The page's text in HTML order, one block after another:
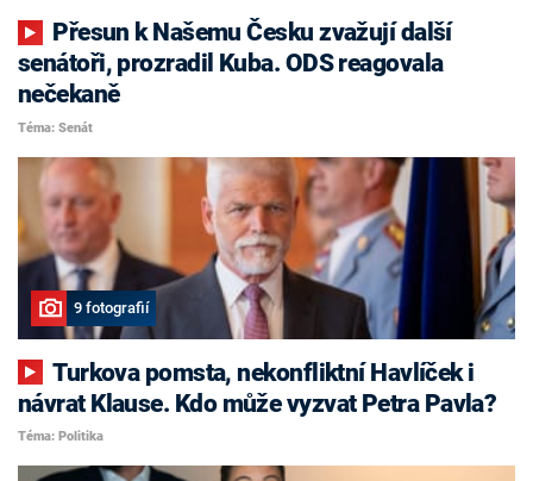
senátoři, prozradil Kuba. ODS reagovala
nečekaně
Téma: Senát
9 fotografií
Turkova pomsta, nekonfliktní Havlíček i
návrat Klause. Kdo může vyzvat Petra Pavla?
Téma: Politika